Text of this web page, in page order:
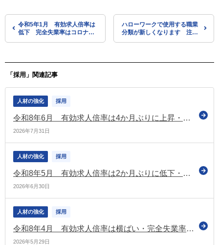
令和5年1月 有効求人倍率は
低下 完全失業率はコロナ禍
ハローワークで使用する職業
分類が新しくなります 注意
「採用」関連記事
人材の強化 採用
令和8年6月 有効求人倍率は4か月ぶりに上昇・完全失業率は据置き
2026年7月31日
人材の強化 採用
令和8年5月 有効求人倍率は2か月ぶりに低下・完全失業率は据置き
2026年6月30日
人材の強化 採用
令和8年4月 有効求人倍率は横ばい・完全失業率は2か月ぶりに改善
2026年5月29日